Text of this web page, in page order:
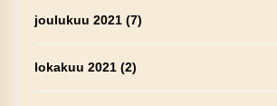
joulukuu 2021(7)
lokakuu 2021(2)